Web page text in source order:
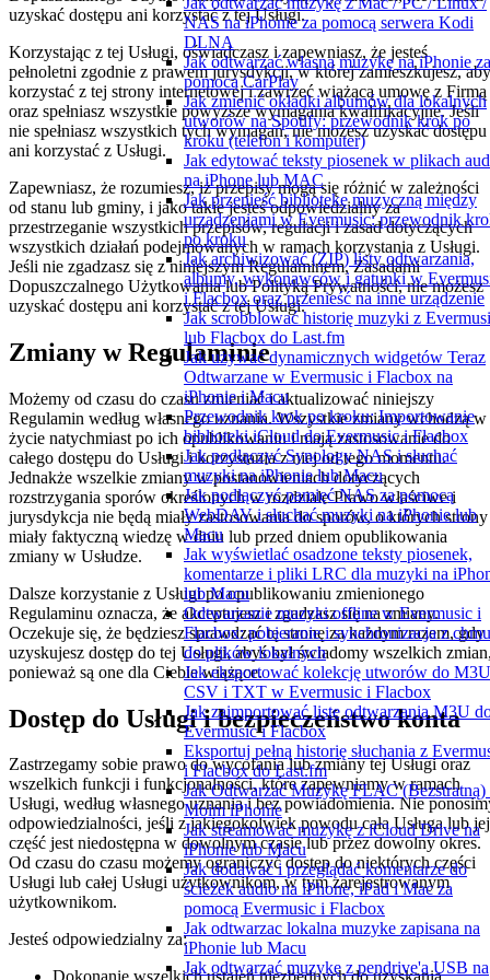
NAS na iPhonie za pomocą serwera Kodi
DLNA
Jak odtwarzać własną muzykę na iPhonie za
pomocą CarPlay
Jak zmienić okładki albumów dla lokalnych
utworów na Spotify: przewodnik krok po
kroku (telefon i komputer)
Jak edytować teksty piosenek w plikach
na iPhone lub MAC
Jak przenieść bibliotekę muzyczną między
urządzeniami w Evermusic: przewodnik
po kroku
Jak archiwizować (ZIP) listy odtwarzania,
albumy, wykonawców i gatunki w
i Flacbox oraz przenieść na inne urządzenie
Jak scrobblować historię muzyki z
lub Flacbox do Last.fm
Jak używać dynamicznych widgetów Teraz
Odtwarzane w Evermusic i Flacbox na
iPhonie i Macu
Przewodnik krok po kroku: Importowanie
biblioteki iCloud do Evermusic i Flacbox
Jak podłączyć Synology NAS i słuchać
muzyki na iPhonie lub Macu
Jak podłączyć pamięć NAS za pomocą
WebDAV i słuchać muzyki na iPhonie lub
Macu
Jak wyświetlać osadzone teksty piosenek,
komentarze i pliki LRC dla muzyki na
lub Macu
Odtwarzanie muzyki offline w Evermusic i
Flacbox: pobieranie i synchronizacja z
do plików lokalnych
Jak eksportować kolekcję utworów do
CSV i TXT w Evermusic i Flacbox
Jak zaimportować listę odtwarzania M3U
Evermusic i Flacbox
Eksportuj pełną historię słuchania z
i Flacbox do Last.fm
Jak Odtwarzać Muzykę FLAC (Bezstratną)
Moim iPhonie
Jak streamować muzykę z iCloud Drive na
iPhonie lub Macu
Jak dodawać i przeglądać komentarze do
ścieżek audio na iPhone, iPad i Mac za
pomocą Evermusic i Flacbox
Jak odtwarzac lokalna muzyke zapisana na
iPhonie lub Macu
Jak odtwarzać muzykę z pendrive'a USB na
uzyskać dostępu ani korzystać z tej Usługi.
Korzystając z tej Usługi, oświadczasz i zapewniasz, że jesteś
pełnoletni zgodnie z prawem jurysdykcji, w której zamieszkujesz, aby
korzystać z tej strony internetowej i zawrzeć wiążącą umowę z Firmą
oraz spełniasz wszystkie powyższe wymagania kwalifikacyjne. Jeśli
nie spełniasz wszystkich tych wymagań, nie możesz uzyskać dostępu
ani korzystać z Usługi.
Zapewniasz, że rozumiesz, iż przepisy mogą się różnić w zależności
od stanu lub gminy, i jako takie jesteś odpowiedzialny za
przestrzeganie wszystkich przepisów, regulacji i zasad dotyczących
wszystkich działań podejmowanych w ramach korzystania z Usługi.
Jeśli nie zgadzasz się z niniejszym Regulaminem, Zasadami
Dopuszczalnego Użytkowania lub Polityką Prywatności, nie możesz
uzyskać dostępu ani korzystać z tej Usługi.
Zmiany w Regulaminie
Możemy od czasu do czasu zmieniać i aktualizować niniejszy
Regulamin według własnego uznania. Wszystkie zmiany wchodzą w
życie natychmiast po ich opublikowaniu i mają zastosowanie do
całego dostępu do Usługi i korzystania z niej od tego momentu.
Jednakże wszelkie zmiany w postanowieniach dotyczących
rozstrzygania sporów określonych w rozdziale Prawo właściwe i
jurysdykcja nie będą miały zastosowania do sporów, o których strony
miały faktyczną wiedzę w dniu lub przed dniem opublikowania
zmiany w Usłudze.
Dalsze korzystanie z Usługi po opublikowaniu zmienionego
Regulaminu oznacza, że akceptujesz i zgadzasz się na zmiany.
Oczekuje się, że będziesz sprawdzać tę stronę za każdym razem, gdy
uzyskujesz dostęp do tej Usługi, abyś był świadomy wszelkich
ponieważ są one dla Ciebie wiążące.
Dostęp do Usługi i bezpieczeństwo konta
Zastrzegamy sobie prawo do wycofania lub zmiany tej Usługi oraz
wszelkich funkcji i funkcjonalności, które zapewniamy w ramach
Usługi, według własnego uznania i bez powiadomienia. Nie
odpowiedzialności, jeśli z jakiegokolwiek powodu cała Usługa lub jej
część jest niedostępna w dowolnym czasie lub przez dowolny okres.
Od czasu do czasu możemy ograniczyć dostęp do niektórych części
Usługi lub całej Usługi użytkownikom, w tym zarejestrowanym
użytkownikom.
Jesteś odpowiedzialny za: